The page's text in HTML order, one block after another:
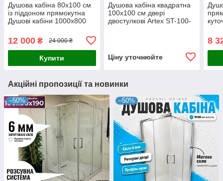
Душова кабіна 80х100 см
із піддоном прямокутна
Душові кабіни 1000х800
12 000 ₴ 24 000 ₴
Купити
Душова кабіна квадратна
100х100 см двері
двостулкові Artex ST-100-
Ціну уточнюйте
8
Акційні пропозиції та новинки
–50% –50%